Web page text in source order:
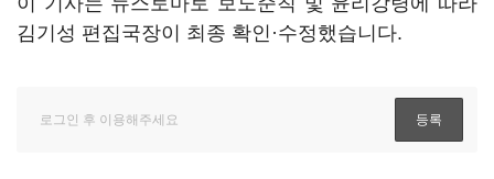
김기성 편집국장이 최종 확인·수정했습니다.